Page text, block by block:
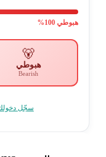
هبوطي100
%
🐻
هبوطي
Bearish
سجّل دخولك